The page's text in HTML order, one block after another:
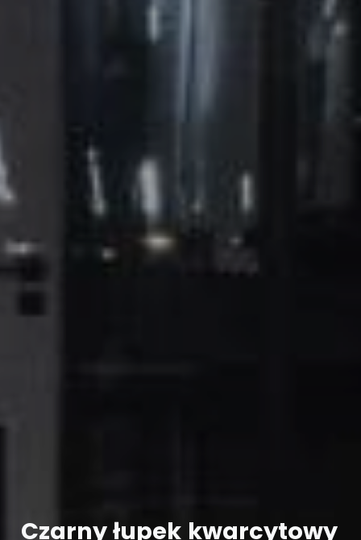
Czarnyłupek kwarcytowy